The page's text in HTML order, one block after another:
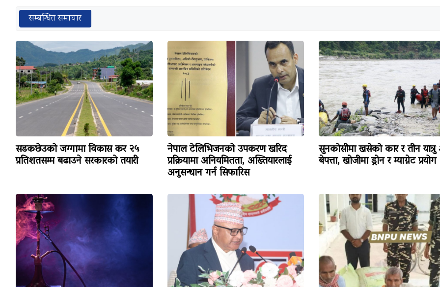
सम्बन्धित समाचार
सडकछेउको जग्गामा विकास कर २५
प्रतिशतसम्म बढाउने सरकारको तयारी
नेपाल टेलिभिजनको उपकरण खरिद
प्रक्रियामा अनियमितता, अख्तियारलाई
अनुसन्धान गर्न सिफारिस
सुनकोसीमा खसेको कार र तीन
बेपत्ता, खोजीमा ड्रोन र म्याग्नेट प्रयोग